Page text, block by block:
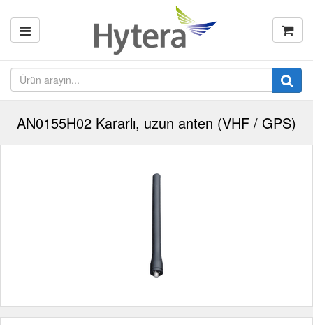
AN0155H02 Kararlı, uzun anten (VHF / GPS)